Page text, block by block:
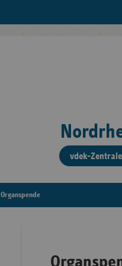
vdek-
Organspende